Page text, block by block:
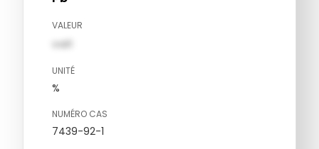
VALEUR
val1
UNITÉ
%
NUMÉRO CAS
7439-92-1